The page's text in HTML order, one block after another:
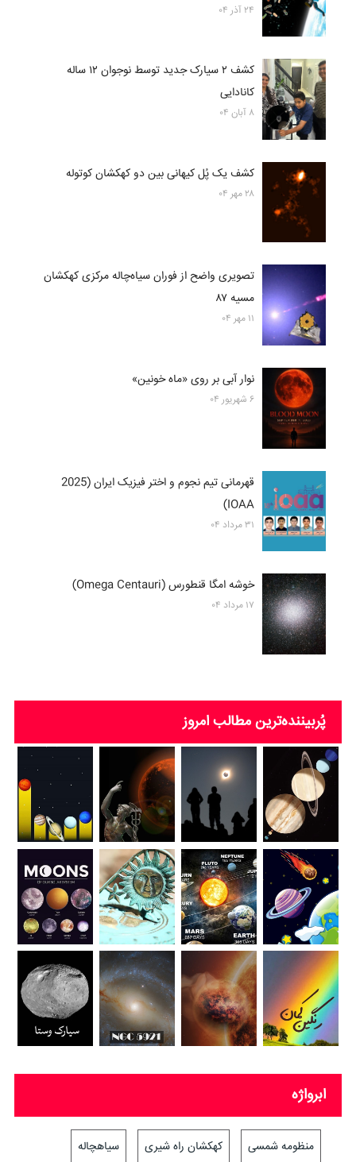
۲۴ آذر ۰۴
کشف ۲ سیارک جدید توسط نوجوان ۱۲ ساله
کانادایی
۸ آبان ۰۴
کشف یک پُل کیهانی بین دو کهکشان کوتوله
۲۸ مهر ۰۴
تصویری واضح از فوران سیاه‌چاله مرکزی کهکشان
مسیه ۸۷
۱۱ مهر ۰۴
نوار آبی بر روی «ماه خونین»
۶ شهریور ۰۴
قهرمانی تیم نجوم و اختر فیزیک ایران (2025
IOAA)
۳۱ مرداد ۰۴
خوشه امگا قنطورس (Omega Centauri)
۱۷ مرداد ۰۴
پُربیننده‌ترین‌ مطالب امروز
ابرواژه
منظومه شمسی کهکشان راه شیری سیاهچاله